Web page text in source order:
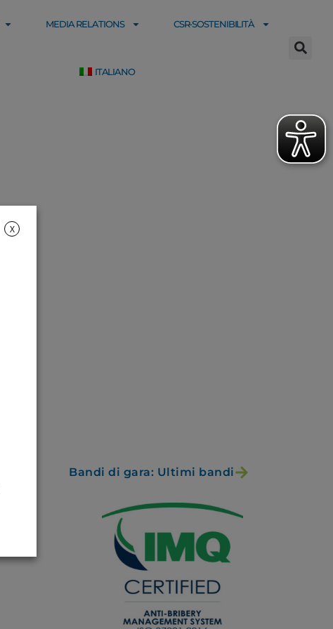
MEDIA RELATIONS CSR-SOSTENIBILITÀ
ITALIANO
Bandi di gara: Ultimi bandi
X